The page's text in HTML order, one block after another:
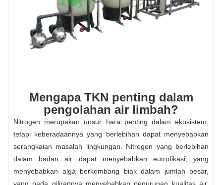
Mengapa TKN penting dalam
pengolahan air limbah?
Nitrogen merupakan unsur hara penting dalam ekosistem,
tetapi keberadaannya yang berlebihan dapat menyebabkan
serangkaian masalah lingkungan. Nitrogen yang berlebihan
dalam badan air dapat menyebabkan eutrofikasi, yang
menyebabkan alga berkembang biak dalam jumlah besar,